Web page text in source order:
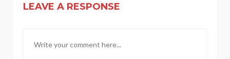
LEAVE A RESPONSE